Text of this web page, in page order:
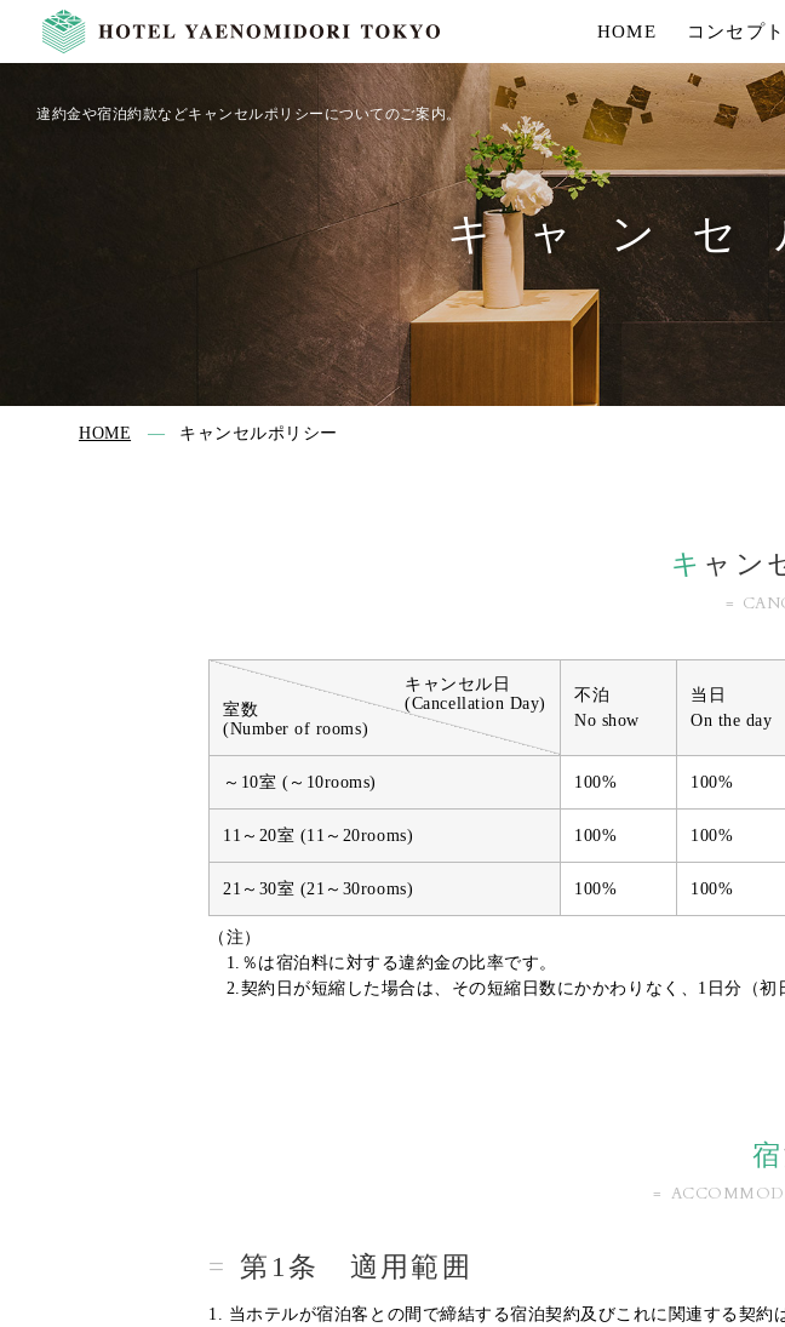
違約金や宿泊約款などキャンセルポリシーについてのご案内。
HOME コンセプト
キャンセ
HOME キャンセルポリシー
キ ャン
キャンセル日
(Cancellation Day)
室数
(Number of rooms)
不泊
No show
当日
On the day
～10室 (～10rooms) 100% 100%
11～20室 (11～20rooms) 100% 100%
21～30室 (21～30rooms) 100% 100%
（注）
1.％は宿泊料に対する違約金の比率です。
2.契約日が短縮した場合は、その短縮日数にかかわりなく、1日分（初
宿
第1条 適用範囲
当ホテルが宿泊客との間で締結する宿泊契約及びこれに関連する契